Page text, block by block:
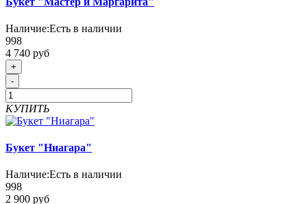
Наличие:Есть в наличии
998
4 740 руб
+
-
КУПИТЬ
Букет "Ниагара"
Наличие:Есть в наличии
998
2 900 руб